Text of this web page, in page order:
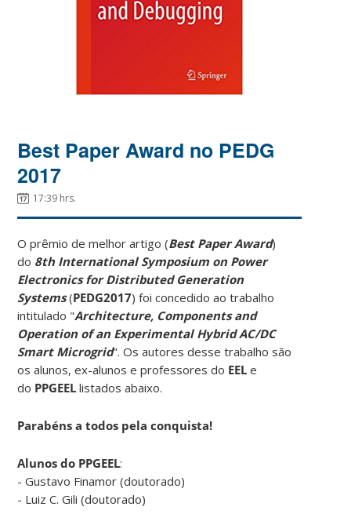
Best Paper Award no PEDG
2017
17:39 hrs.
O prêmio de melhor artigo (Best Paper Award)
do 8th International Symposium on Power
Electronics for Distributed Generation
Systems (PEDG2017) foi concedido ao trabalho
intitulado "Architecture, Components and
Operation of an Experimental Hybrid AC/DC
Smart Microgrid". Os autores desse trabalho são
os alunos, ex-alunos e professores do EEL e
do PPGEEL listados abaixo.
Parabéns a todos pela conquista!
Alunos do PPGEEL:
- Gustavo Finamor (doutorado)
- Luiz C. Gili (doutorado)